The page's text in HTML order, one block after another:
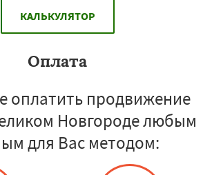
КАЛЬКУЛЯТОР
Оплата
оплатить продвижение
Новгороде любым
для Вас методом: